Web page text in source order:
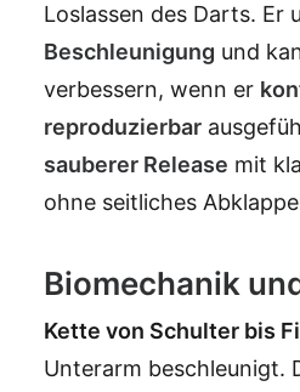
Loslassen des Darts. Er
Beschleunigung und
verbessern, wenn er
reproduzierbar
sauberer Release mit
ohne seitliches
Biomechanik
Kette von Schulter bis
Unterarm beschleunigt.